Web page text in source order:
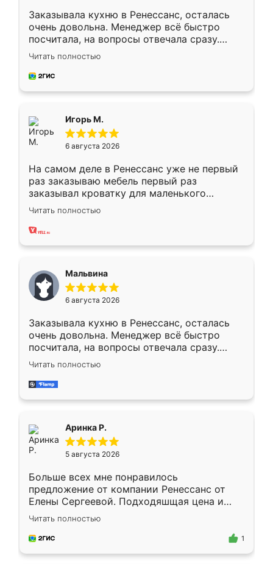
Заказывала кухню в Ренессанс, осталась
очень довольна. Менеджер всё быстро
посчитала, на вопросы отвечала сразу.
Замерщик приехал в субботу, подошёл к
делу со всей ответственностью. Собрали
за день, ребята работали аккуратно, даже
Читать полностью
Игорь М.
6 августа 2026
На самом деле в Ренессанс уже не первый
раз заказываю мебель первый раз
заказывал кроватку для маленького
ребёнка при его рождении ,во второй раз
заказал шкаф-купе. По качеству очень
хорошее сборка достаточно быстрая,
меньше, здесь же он более разнообразный.
Мне нравится ,если что-то потребуется из
мебели буду заказывать только здесь.
Читать полностью
Мальвина
6 августа 2026
Заказывала кухню в Ренессанс, осталась
очень довольна. Менеджер всё быстро
посчитала, на вопросы отвечала сразу.
Замерщик приехал в субботу, подошёл к
делу со всей ответственностью. Собрали
за день, ребята работали аккуратно, даже
Читать полностью
Аринка Р.
5 августа 2026
Больше всех мне понравилось
предложение от компании Ренессанс от
Елены Сергеевой. Подходяшщая цена и
короткие сроки изготовления. Приехавший
для замера сотрудник Владислав
предложил по моему эскизу самый
Читать полностью
1